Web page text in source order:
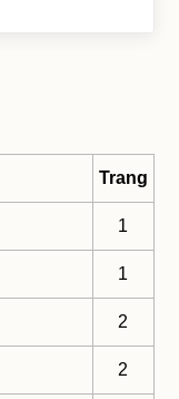
Trang
1
1
2
2